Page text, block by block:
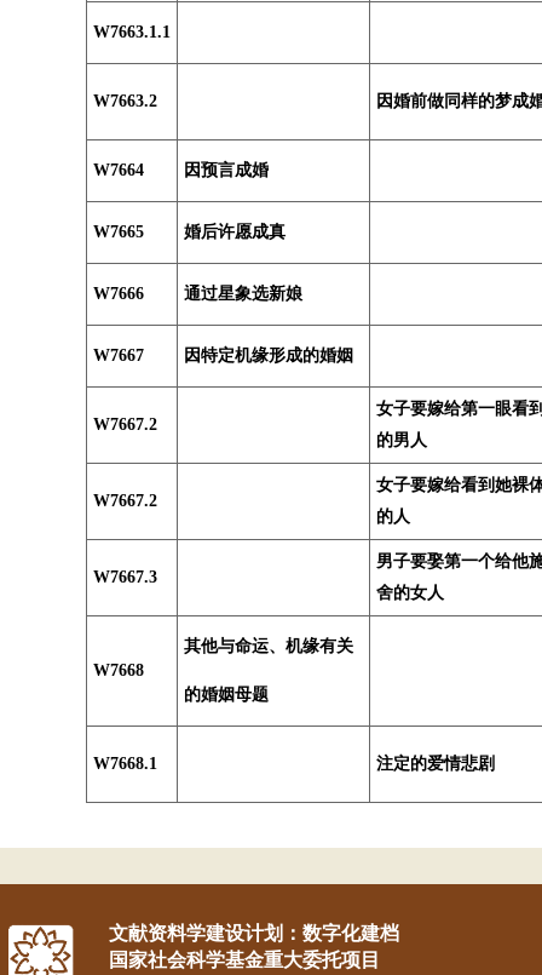
W7663.1.1
W7663.2 因婚前做同样的梦成
W7664 因预言成婚
W7665 婚后许愿成真
W7666 通过星象选新娘
W7667 因特定机缘形成的婚姻
W7667.2
女子要嫁给第一眼看
的男人
W7667.2
女子要嫁给看到她裸
的人
W7667.3
男子要娶第一个给他
舍的女人
W7668
其他与命运、机缘有关
的婚姻母题
W7668.1 注定的爱情悲剧
文献资料学建设计划：数字化建档
国家社会科学基金重大委托项目